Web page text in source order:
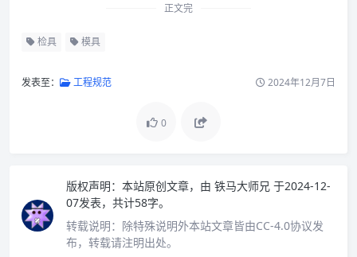
正文完
检具 模具
发表至： 工程规范 2024年12月7日
0
版权声明： 本站原创文章，由 铁马大师兄 于2024-12-
07发表，共计58字。
转载说明： 除特殊说明外本站文章皆由CC-4.0协议发
布，转载请注明出处。